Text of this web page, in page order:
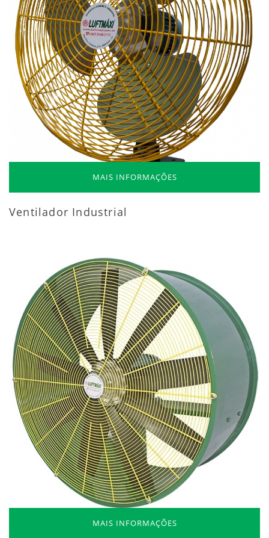
MAIS INFORMAÇÕES
Ventilador Industrial
MAIS INFORMAÇÕES